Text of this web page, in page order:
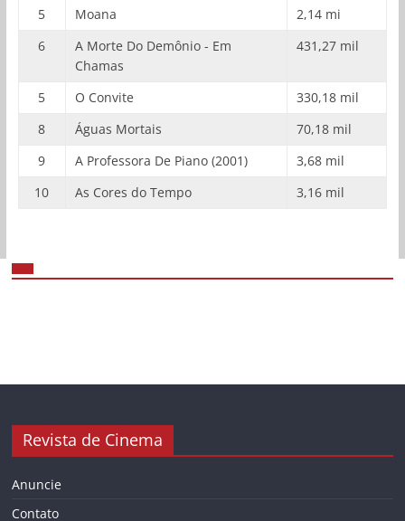
5
Moana
2,14 mi
6
A Morte Do Demônio - Em
Chamas
431,27 mil
5 O Convite
330,18 mil
8
Águas Mortais
70,18 mil
9
A Professora De Piano (2001)
3,68 mil
10
As Cores do Tempo 3,16 mil
Revista de Cinema
Anuncie
Contato